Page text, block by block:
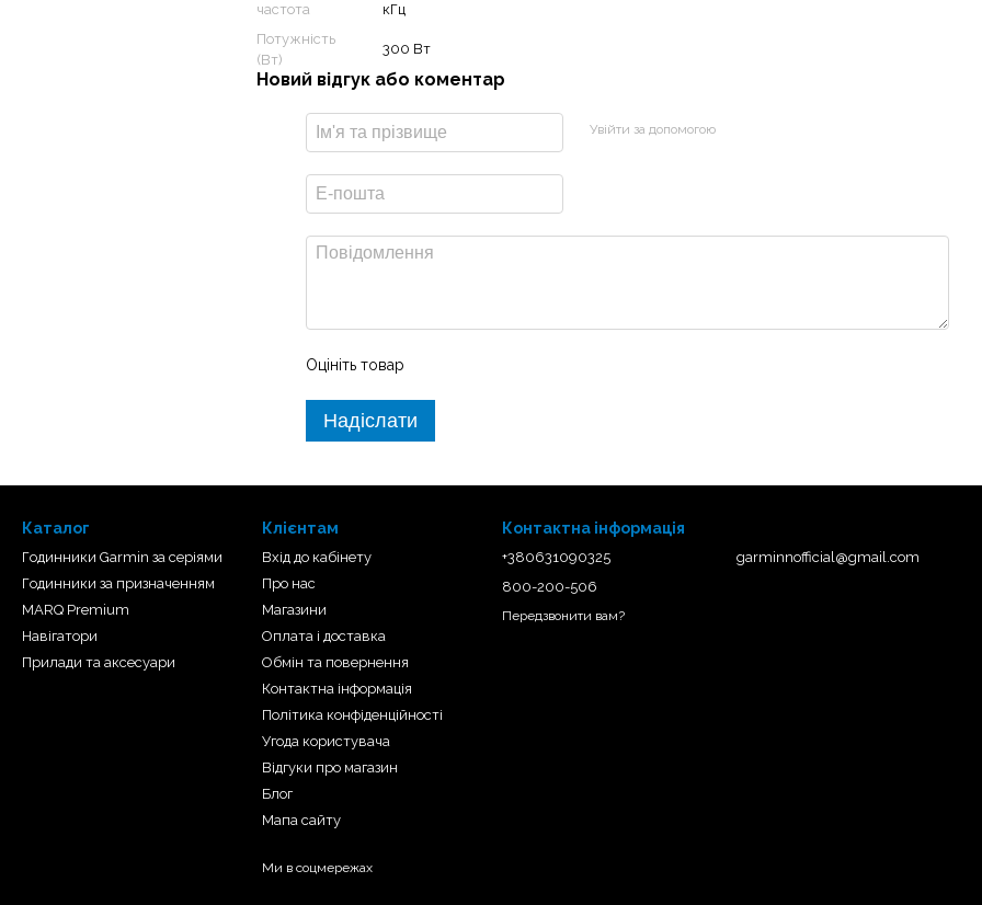
частота
кГц
Потужність
(Вт)
300 Вт
Новий відгук або коментар
Увійти за допомогою
Оцініть товар
Надіслати
Каталог
Годинники Garmin за серіями
Годинники за призначенням
MARQ Premium
Навігатори
Прилади та аксесуари
Клієнтам
Вхід до кабінету
Про нас
Магазини
Оплата і доставка
Обмін та повернення
Контактна інформація
Політика конфіденційності
Угода користувача
Відгуки про магазин
Блог
Мапа сайту
Ми в соцмережах
Контактна інформація
+380631090325
800-200-506
Передзвонити вам?
garminnofficial@gmail.com